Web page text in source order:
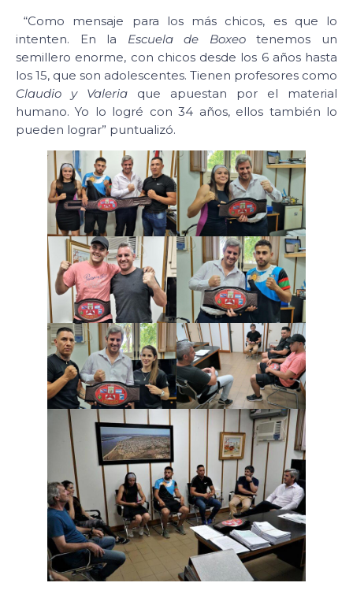
“Como mensaje para los más chicos, es que lo
intenten. En la Escuela de Boxeotenemos un
semillero enorme, con chicos desde los 6 años hasta
los 15, que son adolescentes. Tienen profesores como
Claudio y Valeria que apuestan por el material
humano. Yo lo logré con 34 años, ellos también lo
pueden lograr” puntualizó.